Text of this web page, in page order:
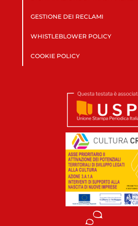
GESTIONE DEI RECLAMI
WHISTLEBLOWER POLICY
COOKIE POLICY